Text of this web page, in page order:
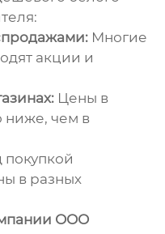
:
Многие
акции и
Цены в
ниже, чем в
в разных
ООО